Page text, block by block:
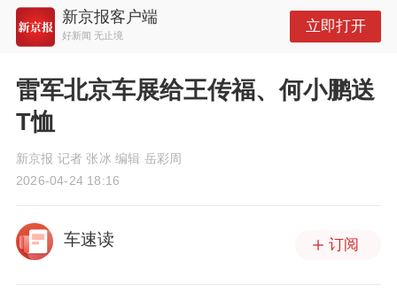
新京报客户端
好新闻 无止境
立即打开
雷军北京车展给王传福、何小鹏送
T恤
新京报 记者 张冰 编辑 岳彩周
2026-04-24 18:16
车速读 订阅